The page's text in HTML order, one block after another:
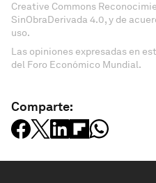
Creative Commons
SinObraDerivada 4.0, y de
uso.
Las opiniones expresadas en
del Foro Económico Mundial.
Comparte: